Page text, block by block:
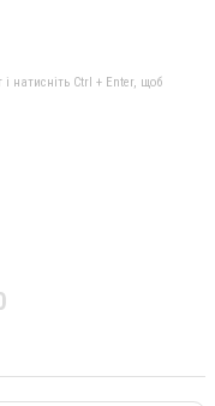
натисніть Ctrl + Enter, щоб